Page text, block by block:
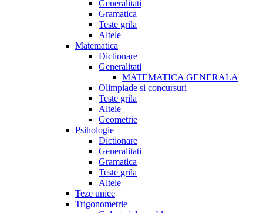
Generalitati
Gramatica
Teste grila
Altele
Matematica
Dictionare
Generalitati
MATEMATICA GENERALA
Olimpiade si concursuri
Teste grila
Altele
Geometrie
Psihologie
Dictionare
Generalitati
Gramatica
Teste grila
Altele
Teze unice
Trigonometrie